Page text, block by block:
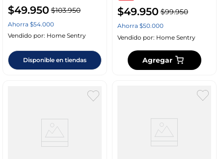
$49.950 $103.950
Ahorra $54.000
Vendido por: Home Sentry
Disponible en tiendas
$49.950 $99.950
Ahorra $50.000
Vendido por: Home Sentry
Agregar